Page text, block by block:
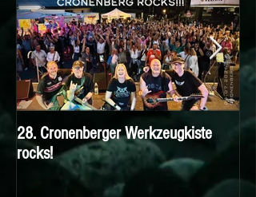
28. Cronenberger Werkzeugkiste
rocks!